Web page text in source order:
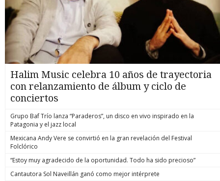
Halim Music celebra 10 años de trayectoria
con relanzamiento de álbum y ciclo de
conciertos
Grupo Baf Trío lanza “Paraderos”, un disco en vivo inspirado en la
Patagonia y el jazz local
Mexicana Andy Vere se convirtió en la gran revelación del Festival
Folclórico
“Estoy muy agradecido de la oportunidad. Todo ha sido precioso”
Cantautora Sol Naveillán ganó como mejor intérprete